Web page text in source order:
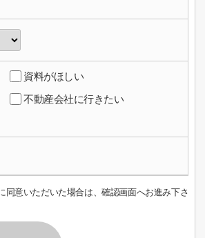
資料がほしい
不動産会社に行きたい
同意いただいた場合は、確認画面へお進み下さ